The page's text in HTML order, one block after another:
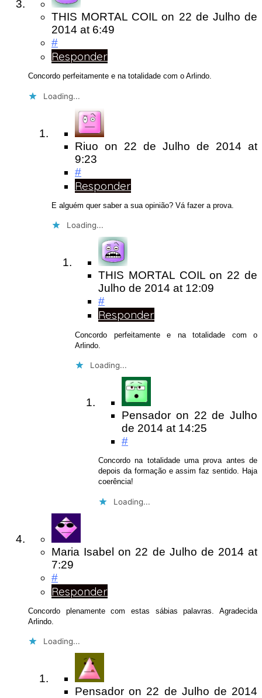
THIS MORTAL COIL on 22 de Julho de
2014 at 6:49
#
Responder
Concordo perfeitamente e na totalidade com o Arlindo.
Loading...
Riuo on 22 de Julho de 2014 at
9:23
#
Responder
E alguém quer saber a sua opinião? Vá fazer a prova.
Loading...
THIS MORTAL COILon 22 de
Julho de 2014 at 12:09
#
Responder
Concordo perfeitamente e na totalidade com o
Arlindo.
Loading...
Pensador on 22 de Julho
de 2014 at 14:25
#
Concordo na totalidade uma prova antes de
depois da formação e assim faz sentido. Haja
coerência!
Loading...
Maria Isabel on 22 de Julho de 2014 at
7:29
#
Responder
Concordo plenamente com estas sábias palavras. Agradecida
Arlindo.
Loading...
Pensador on 22 de Julho de 2014